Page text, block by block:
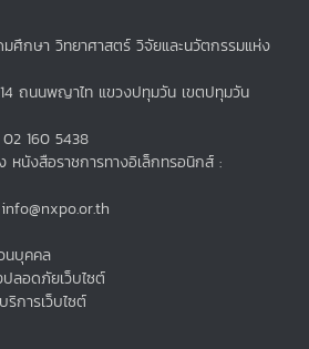
ศึกษา วิทยาศาสตร์ วิจัยและนวัตกรรมแห่ง
ถนนพญาไท แขวงปทุมวัน เขตปทุมวัน
02 160 5438
นังสือราชการทางอิเล็กทรอนิกส์ :
นบุคคล
ลอดภัยเว็บไซต์
ริการเว็บไซต์